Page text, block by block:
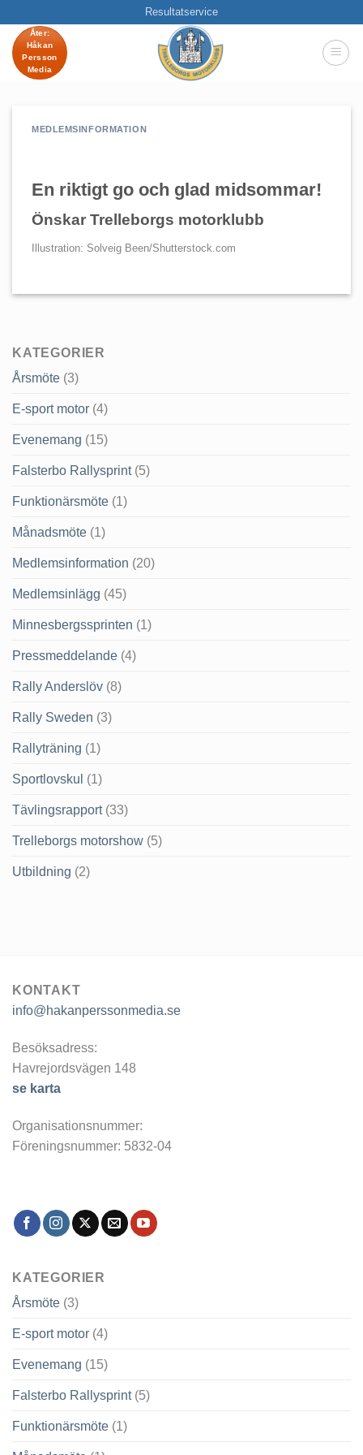
content
Resultatservice
Åter:
Håkan
Persson
Media
MEDLEMSINFORMATION
En riktigt go och glad midsommar!
Önskar Trelleborgs motorklubb
Illustration: Solveig Been/Shutterstock.com
KATEGORIER
Årsmöte (3)
E-sport motor (4)
Evenemang (15)
Falsterbo Rallysprint(5)
Funktionärsmöte (1)
Månadsmöte (1)
Medlemsinformation (20)
Medlemsinlägg (45)
Minnesbergssprinten (1)
Pressmeddelande (4)
Rally Anderslöv (8)
Rally Sweden (3)
Rallyträning (1)
Sportlovskul (1)
Tävlingsrapport(33)
Trelleborgs motorshow (5)
Utbildning (2)
KONTAKT
info@hakanperssonmedia.se
Besöksadress:
Havrejordsvägen 148
se karta
Organisationsnummer:
Föreningsnummer: 5832-04
KATEGORIER
Årsmöte (3)
E-sport motor (4)
Evenemang (15)
Falsterbo Rallysprint(5)
Funktionärsmöte (1)